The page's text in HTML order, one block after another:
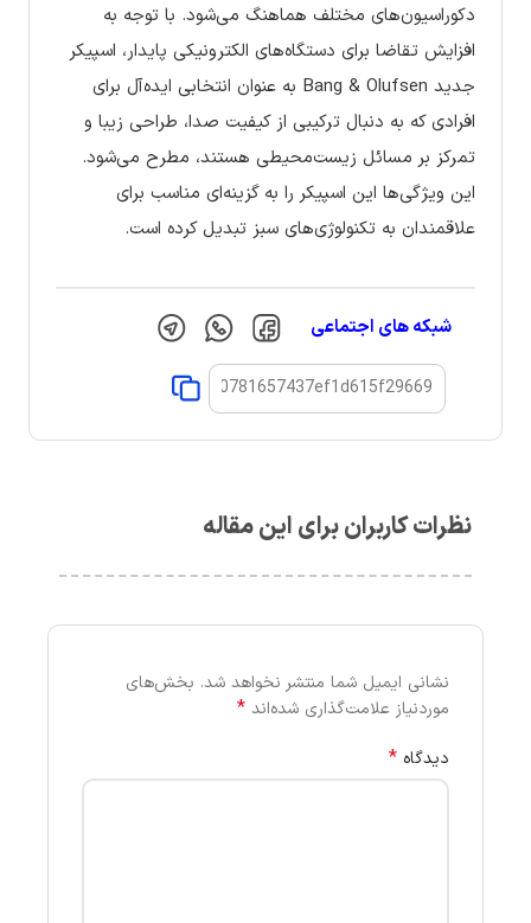
دکوراسیون‌های مختلف هماهنگ می‌شود. با توجه به
افزایش تقاضا برای دستگاه‌های الکترونیکی پایدار، اسپیکر
جدید Bang & Olufsen به عنوان انتخابی ایده‌آل برای
افرادی که به دنبال ترکیبی از کیفیت صدا، طراحی زیبا و
تمرکز بر مسائل زیست‌محیطی هستند، مطرح می‌شود.
این ویژگی‌ها این اسپیکر را به گزینه‌ای مناسب برای
علاقمندان به تکنولوژی‌های سبز تبدیل کرده است.
شبکه های اجتماعی
نظرات کاربران برای این مقاله
نشانی ایمیل شما منتشر نخواهد شد. بخش‌های
موردنیاز علامت‌گذاری شده‌اند *
دیدگاه *